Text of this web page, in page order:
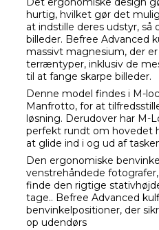
hurtig, hvilket gør det
at indstille deres udstyr,
billeder. Befree Advanced
massivt magnesium, der
terræntyper, inklusiv de
til at fange skarpe billeder.
Denne model findes i M-
Manfrotto, for at
løsning. Derudover har M-
perfekt rundt om hovedet
at glide ind i og ud af
Den ergonomiske
venstrehåndede
finde den rigtige
tage.. Befree Advanced
benvinkelpositioner, der
op udendørs